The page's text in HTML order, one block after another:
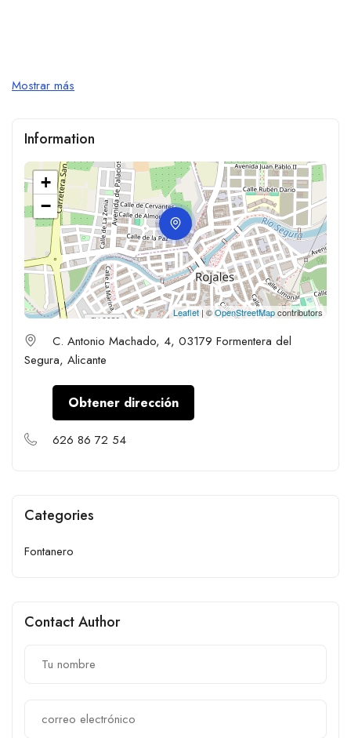
Mostrar más
Information
+
−
Leaflet| ©OpenStreetMapcontributors
C. Antonio Machado, 4, 03179 Formentera del
Segura, Alicante
Obtener dirección
626 86 72 54
Categories
Fontanero
Contact Author